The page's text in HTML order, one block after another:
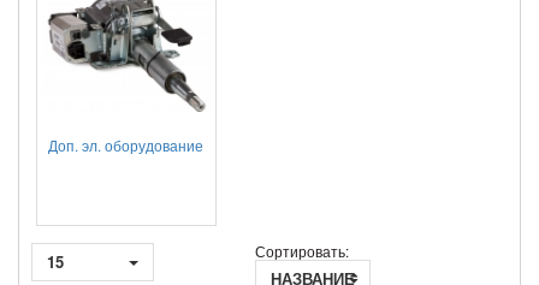
Доп. эл. оборудование
15 Сортировать:
НАЗВАНИЕ